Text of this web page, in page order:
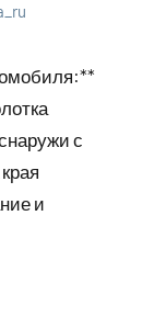
с
и